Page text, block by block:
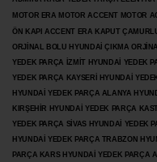
MOTOR ERA MOTOR ACCENT MOTOR
ÖN KAPI ACCENT ERA KAPUT
ORJİNAL BOLU HYUNDAİ ÇIKMA
YEDEK PARÇA İZMİT HYUNDAİ YEDEK
YEDEK PARÇA KAYSERİ HYUNDAİ
HYUNDAİ YEDEK PARÇA ALANYA
KIRŞEHİR HYUNDAİ YEDEK PARÇA
YEDEK PARÇA SİVAS HYUNDAİ YEDEK
HYUNDAİ YEDEK PARÇA TRABZON
PARÇA KARS HYUNDAİ YEDEK PARÇA